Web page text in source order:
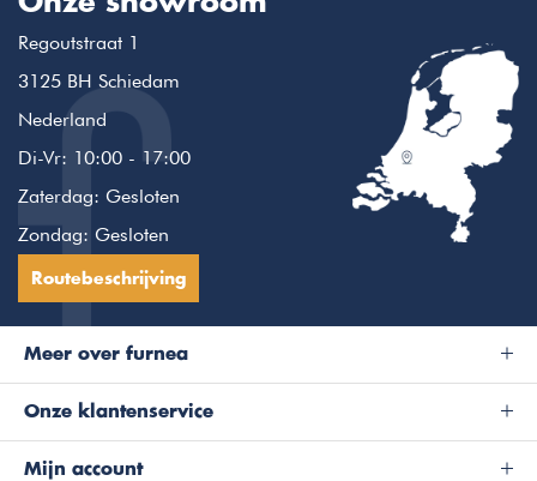
Regoutstraat 1
3125 BH Schiedam
Nederland
Di-Vr: 10:00 - 17:00
Zaterdag: Gesloten
Zondag: Gesloten
Routebeschrijving
Meer over furnea
Onze klantenservice
Mijn account